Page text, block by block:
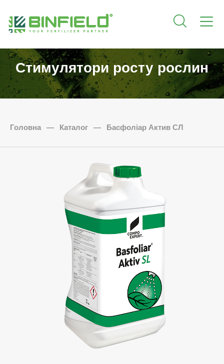
Стимулятори росту рослин
Головна — Каталог — Басфоліар Актив СЛ